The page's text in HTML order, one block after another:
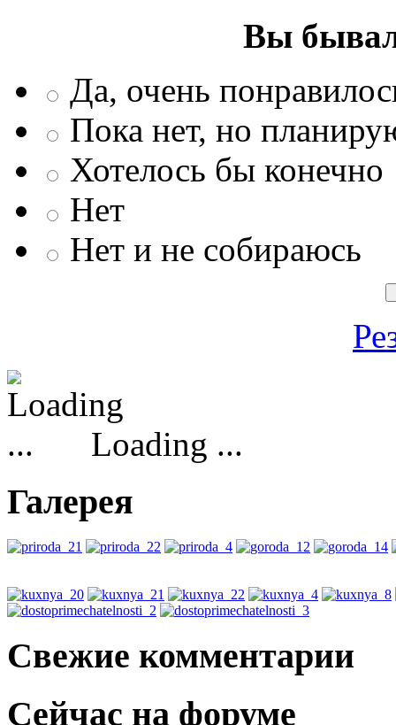
Вы
Да, очень
Пока нет, но
Хотелось бы конечно
Нет
Нет и не собираюсь
Loading ...
Галерея
Свежие комментарии
Сейчас на форуме